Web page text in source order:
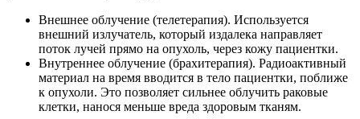
Внешнее облучение (телетерапия). Используется
внешний излучатель, который издалека направляет
поток лучей прямо на опухоль, через кожу пациентки.
Внутреннее облучение (брахитерапия). Радиоактивный
материал на время вводится в тело пациентки, поближе
к опухоли. Это позволяет сильнее облучить раковые
клетки, нанося меньше вреда здоровым тканям.